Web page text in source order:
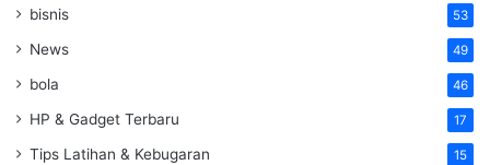
bisnis 53
News 49
bola 46
HP & Gadget Terbaru 17
Tips Latihan & Kebugaran 15